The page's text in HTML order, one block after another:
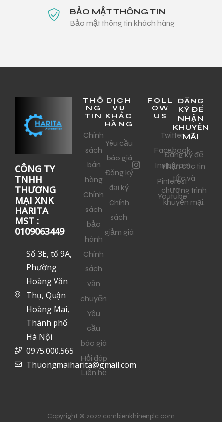
BẢO MẬT THÔNG TIN
Bảo mật thông tin khách hàng
CÔNG TY
TNHH
THƯƠNG
MẠI XNK
HARITA
MST :
0109063449
Số 3E, tổ 9A,
Phường
Hoàng Văn
Thụ, Quận
Hoàng Mai,
Thành phố
Hà Nội
0975.000.565
Thuongmaiharita@gmail.com
THÔ
NG
TIN
Chính
sách
bán
hàng
Chính
sách
bảo
hành
Chính
sách
vận
chuyển
Yêu
cầu
báo giá
Hỏi đáp
Liên hệ
DỊCH
VỤ
KHÁC
HÀNG
Yêu cầu
báo giá
Đăng ký
đại ký
Chính
sách
giảm giá
FOLL
OW
US
Twitter
Facebook
Instagram
Pinterest
Youtube
ĐĂNG
KÝ ĐỂ
NHẬN
KHUYẾN
MÃI
Đăng ký để
nhận các tin
tức và
chương trình
khuyến mại.
Copyright © 2022 cambienkhinenplc.com